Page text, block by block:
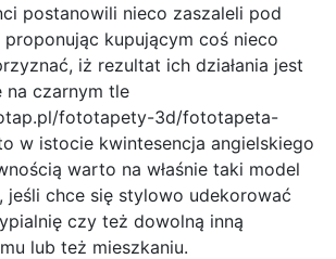
postanowili nieco zaszaleli pod
kupującym coś nieco
iż rezultat ich działania jest
na czarnym tle
fototapety-3d/fototapeta-
w istocie kwintesencja angielskiego
warto na właśnie taki model
jeśli chce się stylowo udekorować
czy też dowolną inną
lub też mieszkaniu.